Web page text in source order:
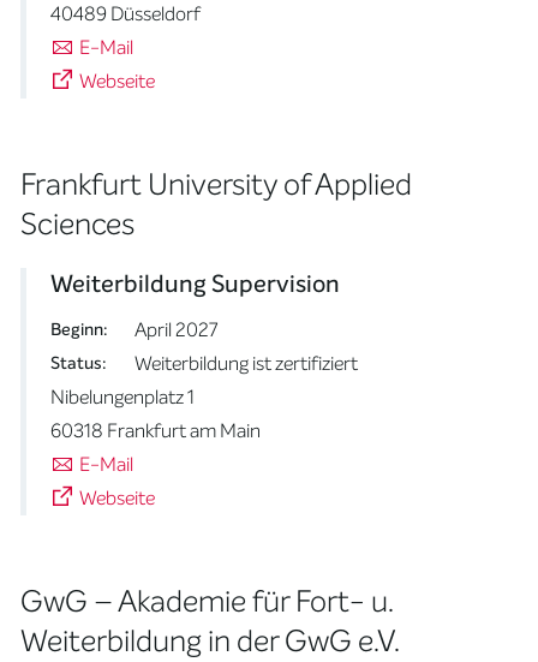
40489 Düsseldorf
E-Mail
Webseite
Frankfurt University of Applied
Sciences
Weiterbildung Supervision
Beginn: April 2027
Status:
Weiterbildung ist zertifiziert
Nibelungenplatz 1
60318 Frankfurt am Main
E-Mail
Webseite
GwG – Akademie für Fort- u.
Weiterbildung in der GwG e.V.